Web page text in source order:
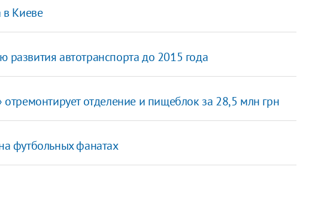
в Киеве
автотранспорта до 2015 года
отделение и пищеблок за 28,5 млн грн
футбольных фанатах